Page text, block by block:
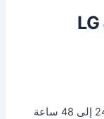
صيانة شاشات LG